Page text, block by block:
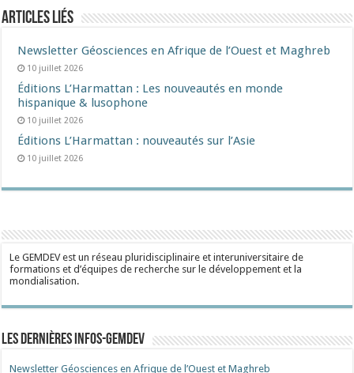
Articles liés
Newsletter Géosciences en Afrique de l’Ouest et Maghreb
10 juillet 2026
Éditions L’Harmattan : Les nouveautés en monde
hispanique & lusophone
10 juillet 2026
Éditions L’Harmattan : nouveautés sur l’Asie
10 juillet 2026
Le GEMDEV est un réseau pluridisciplinaire et interuniversitaire de
formations et d’équipes de recherche sur le développement et la
mondialisation.
Les dernières Infos-Gemdev
Newsletter Géosciences en Afrique de l’Ouest et Maghreb